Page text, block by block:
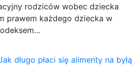
rodziców wobec dziecka
prawem każdego dziecka w
długo płaci się alimenty na byłą